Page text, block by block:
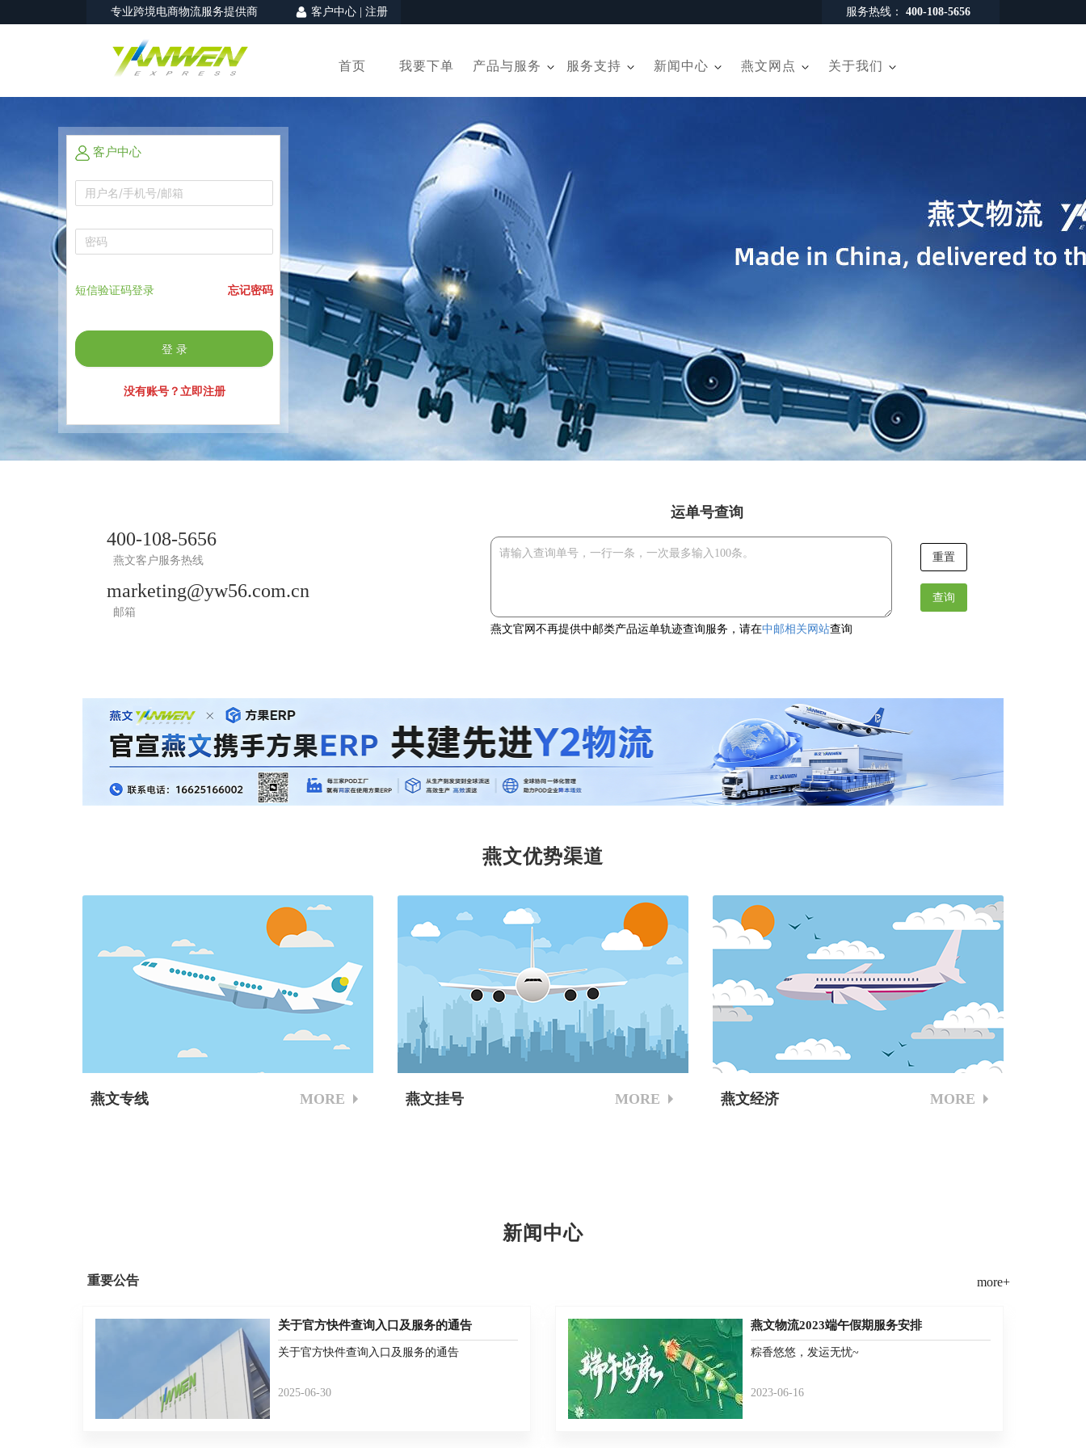
专业跨境电商物流服务提供商 客户中心 注册 服务热线： 400-108-5656
首页 我要下单 产品与服务 服务支持 新闻中心 燕文网点 关于我们
客户中心
400-108-5656
燕文客户服务热线
marketing@yw56.com.cn
邮箱
运单号查询
重置
查询
燕文官网不再提供中邮类产品运单轨迹查询服务，请在中邮相关网站查询
燕文优势渠道
燕文专线 MORE 燕文挂号 MORE 燕文经济 MORE
新闻中心
重要公告 more+
关于官方快件查询入口及服务的通告
关于官方快件查询入口及服务的通告
2025-06-30
燕文物流2023端午假期服务安排
粽香悠悠，发运无忧~
2023-06-16